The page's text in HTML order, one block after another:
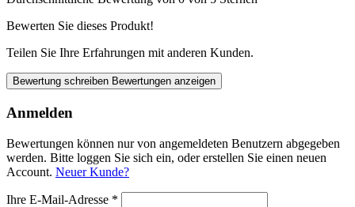
Bewerten Sie dieses Produkt!
Teilen Sie Ihre Erfahrungen mit anderen Kunden.
Bewertung schreiben Bewertungen anzeigen
Anmelden
Bewertungen können nur von angemeldeten Benutzern abgegeben
werden. Bitte loggen Sie sich ein, oder erstellen Sie einen neuen
Account. Neuer Kunde?
Ihre E-Mail-Adresse *